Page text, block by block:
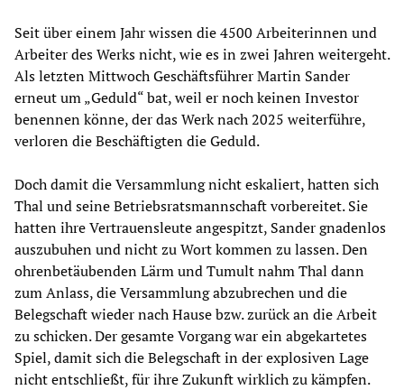
Seit über einem Jahr wissen die 4500 Arbeiterinnen und
Arbeiter des Werks nicht, wie es in zwei Jahren weitergeht.
Als letzten Mittwoch Geschäftsführer Martin Sander
erneut um „Geduld“ bat, weil er noch keinen Investor
benennen könne, der das Werk nach 2025 weiterführe,
verloren die Beschäftigten die Geduld.
Doch damit die Versammlung nicht eskaliert, hatten sich
Thal und seine Betriebsratsmannschaft vorbereitet. Sie
hatten ihre Vertrauensleute angespitzt, Sander gnadenlos
auszubuhen und nicht zu Wort kommen zu lassen. Den
ohrenbetäubenden Lärm und Tumult nahm Thal dann
zum Anlass, die Versammlung abzubrechen und die
Belegschaft wieder nach Hause bzw. zurück an die Arbeit
zu schicken. Der gesamte Vorgang war ein abgekartetes
Spiel, damit sich die Belegschaft in der explosiven Lage
nicht entschließt, für ihre Zukunft wirklich zu kämpfen.